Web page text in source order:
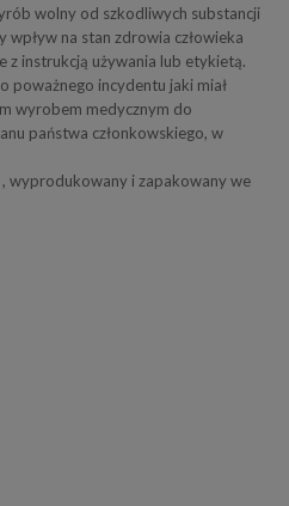
wolny od szkodliwych substancji
wpływ na stan zdrowia człowieka
z instrukcją używania lub etykietą.
poważnego incydentu jaki miał
wyrobem medycznym do
państwa członkowskiego, w
wyprodukowany i zapakowany we